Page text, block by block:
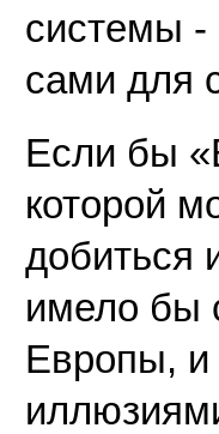
системы -
сами для
Если бы
которой
добиться
имело бы
Европы,